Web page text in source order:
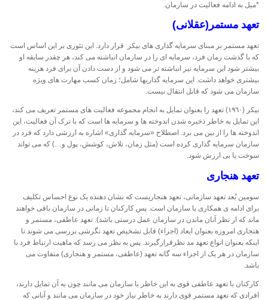
*میل به ادامه فعالیت در سازمان.
تعهد مستمر(عقلانی)
تعهد مستمر بر مبنای سرمایه گذاری های بیکر قرار دارد. این تئوری بر این اساس است
که با گذشت زمان فرد، سرمایه ای را در سازمان انباشته می کند، هر چقدر سابقه او
بیشتر شود این سرمایه نیز انباشته تر می شود و از دست دادن آن برای فرد هزینه
بیشتری خواهد داشت. این سرمایه گذاریها شامل؛ زمان کسب مهارت های ویژه
سازمان می شود که قابل انتقال نیست.
بیکر (١٩٦٠) تعهد را بعنوان تمایل به انجام مجموعه فعالیت های مستمر تعریف می کند،
این تمایل به خاطر ذخیره شدن اندوخته ها و سرمایه ها است که با ترک آن فعالیت، این
اندوخته ها را از بین می برد. اصطلاح «سرمایه گذاری» اشاره به ارزشی دارد که فرد در
سازمان سرمایه گذاری کرده است (مثل زمان، تلاش، کوشش، پول و…) که می تواند
سوخت یا بی ارزش شود.
تعهد هنجاری
سومین بُعد تعهد سازمانی، تعهد هنجاریست که نشان دهنده یک نوع احساس تکلیف
برای ادامه ی همکاری با سازمان است. پس کارکنان تا زمانی در سازمان باقی خواهند
ماند که از نظر آنان ماندن در سازمان عمل درستی باشد). تعهد عاطفی، مستمر و
هنجاری امروزه بعنوان ابعاد (اجزاء) قابل تشخیص تعهد نگرشی بررسی می شوند تا
اینکه بعنوان انواع تعهد مد نظرقرارگیرند. پس به نظر می رسد که ماهیت ارتباط فرد با
سازمان در هر یک از اجزاء سه گانه تعهد (عاطفی، مستمر و هنجاری) متفاوت می
باشد.
کارکنان با تعهد عاطفی قوی به این خاطر با سازمان می مانند چون به آن تمایل دارند،
افرادی که تعهد مستمر قوی دارند به خاطر نیاز خود در سازمان می مانند و آنانی که